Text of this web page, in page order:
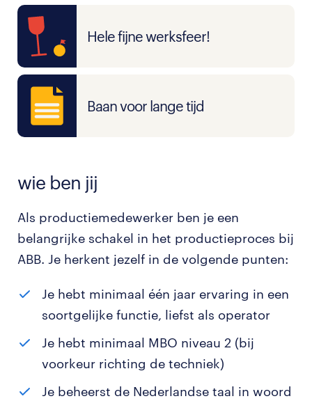
Hele fijne werksfeer!
Baan voor lange tijd
wie ben jij
Als productiemedewerker ben je een
belangrijke schakel in het productieproces bij
ABB. Je herkent jezelf in de volgende punten:
Je hebt minimaal één jaar ervaring in een
soortgelijke functie, liefst als operator
Je hebt minimaal MBO niveau 2 (bij
voorkeur richting de techniek)
Je beheerst de Nederlandse taal in woord